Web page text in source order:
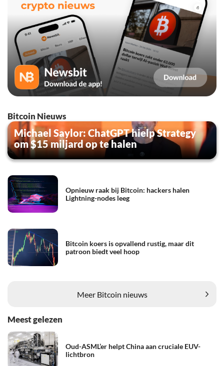
Bitcoin Nieuws
Michael Saylor: ChatGPT hielp Strategy
om $15 miljard op te halen
Opnieuw raak bij Bitcoin: hackers halen
Lightning-nodes leeg
Bitcoin koers is opvallend rustig, maar dit
patroon biedt veel hoop
Meer Bitcoin nieuws
Meest gelezen
Oud-ASML’er helpt China aan cruciale EUV-
lichtbron